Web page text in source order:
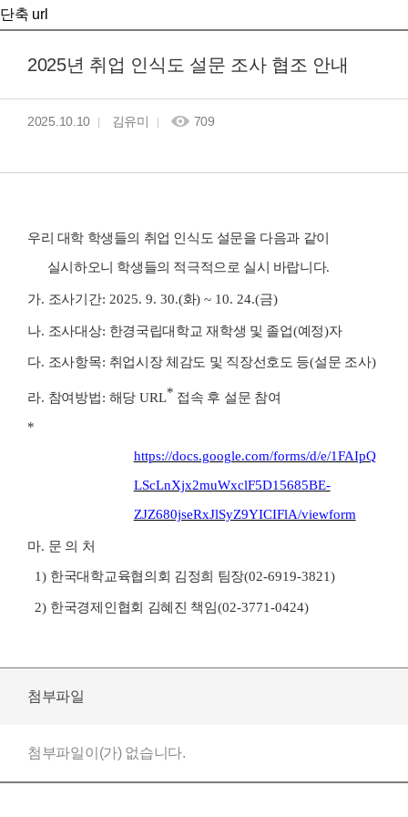
단축 url
2025년 취업 인식도 설문 조사 협조 안내
2025.10.10 김유미 709
우리 대학 학생들의 취업 인식도 설문을 다음과 같이
실시하오니 학생들의 적극적으로 실시 바랍니다.
가. 조사기간: 2025. 9. 30.(화) ~ 10. 24.(금)
나. 조사대상: 한경국립대학교 재학생 및 졸업(예정)자
다. 조사항목: 취업시장 체감도 및 직장선호도 등(설문 조사)
라. 참여방법: 해당 URL* 접속 후 설문 참여
*
https://docs.google.com/forms/d/e/1FAIpQ
LScLnXjx2muWxclF5D15685BE-
ZJZ680jseRxJlSyZ9YICIFlA/viewform
마. 문 의 처
1) 한국대학교육협의회 김정희 팀장(02-6919-3821)
2) 한국경제인협회 김혜진 책임(02-3771-0424)
첨부파일
첨부파일이(가) 없습니다.